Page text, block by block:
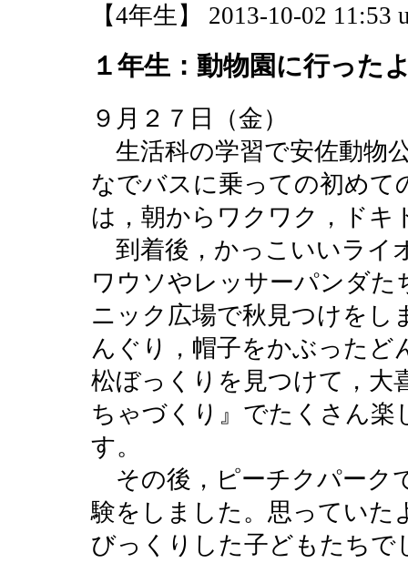
【4年生】 2013-10-02 11:53
１年生：動物園に行った
９月２７日（金）
生活科の学習で安佐動物
なでバスに乗っての初めて
は，朝からワクワク，ドキ
到着後，かっこいいライ
ワウソやレッサーパンダ
ニック広場で秋見つけをし
んぐり，帽子をかぶったど
松ぼっくりを見つけて，大
ちゃづくり』でたくさん
す。
その後，ピーチクパーク
験をしました。思っていた
びっくりした子どもたち